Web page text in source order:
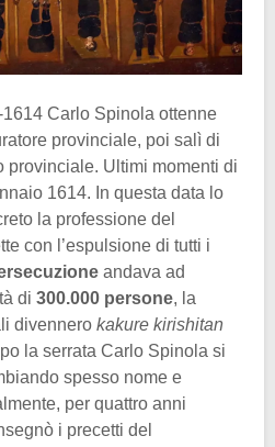
Carlo Spinola ottenne
provinciale, poi salì di
provinciale. Ultimi momenti di
1614. In questa data lo
la professione del
con l’espulsione di tutti i
andava ad
di 300.000 persone, la
divennero kakure kirishitan
la serrata Carlo Spinola si
spesso nome e
per quattro anni
i precetti del